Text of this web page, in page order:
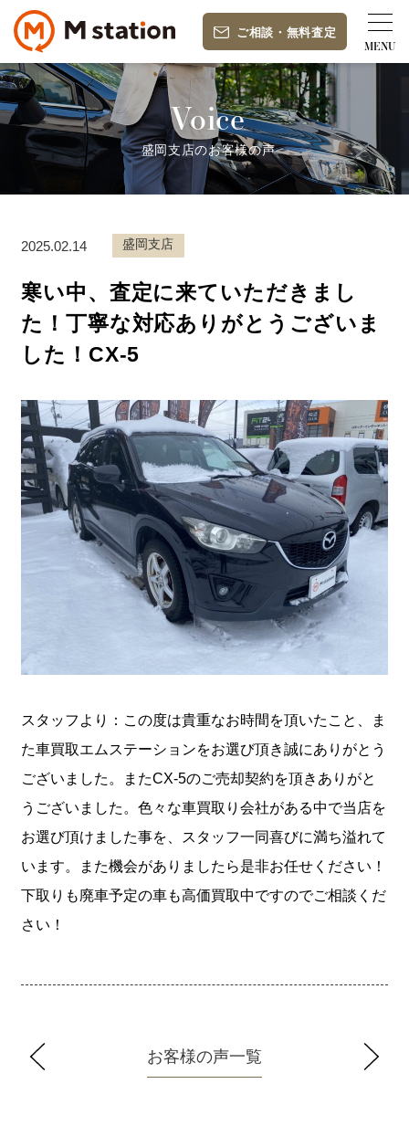
ご相談 ・ 無料査定
Voice
盛岡支店のお客様の声
2025.02.14 盛岡支店
寒い中、査定に来ていただきまし
た！丁寧な対応ありがとうございま
した！CX-5
スタッフより：この度は貴重なお時間を頂いたこと、ま
た車買取エムステーションをお選び頂き誠にありがとう
ございました。またCX-5のご売却契約を頂きありがと
うございました。色々な車買取り会社がある中で当店を
お選び頂けました事を、スタッフ一同喜びに満ち溢れて
います。また機会がありましたら是非お任せください！
下取りも廃車予定の車も高価買取中ですのでご相談くだ
さい！
お客様の声一覧